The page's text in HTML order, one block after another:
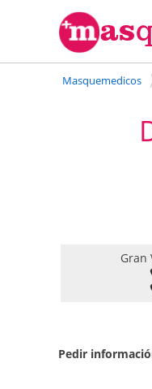
Masquemedicos
Gran
Pedir